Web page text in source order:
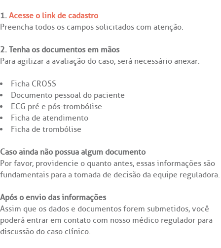
Saiba mais
Endereço:
CEP: 01323-001 | Bela Vista
São Paulo - SP
Clínica Medicina da Mulher
Saiba mais
a BP
de Benchmarking
de Bioética
Cirurgia
frequentes
de Sangue
de órgãos
1. Acesse o link de cadastro
Preencha todos os campos solicitados com atenção.
2. Tenha os documentos em mãos
Para agilizar a avaliação do caso, será necessário anexar:
Ficha CROSS
Documento pessoal do paciente
ECG pré e pós-trombólise
Ficha de atendimento
Ficha de trombólise
Caso ainda não possua algum documento
Por favor, providencie o quanto antes, essas informações são
fundamentais para a tomada de decisão da equipe reguladora.
Após o envio das informações
Assim que os dados e documentos forem submetidos, você
poderá entrar em contato com nosso médico regulador para
discussão do caso clínico.